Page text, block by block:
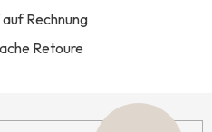
Rechnung
Retoure